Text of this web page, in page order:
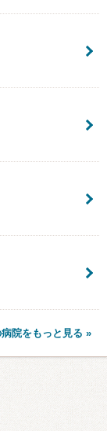
院をもっと見る »